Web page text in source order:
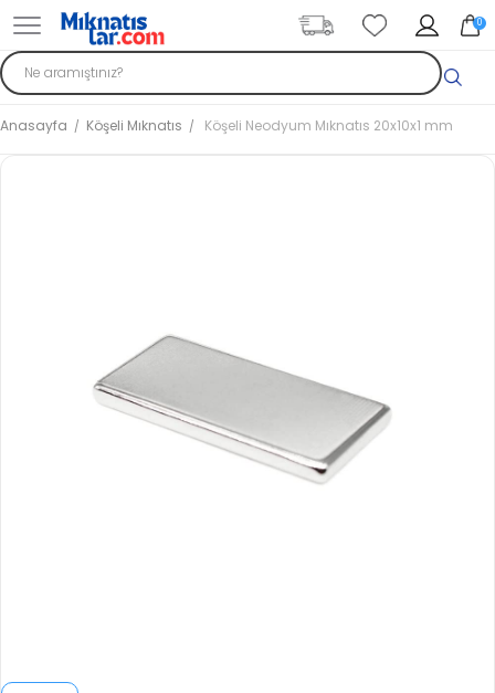
0
Anasayfa Köşeli Mıknatıs Köşeli Neodyum Mıknatıs 20x10x1 mm